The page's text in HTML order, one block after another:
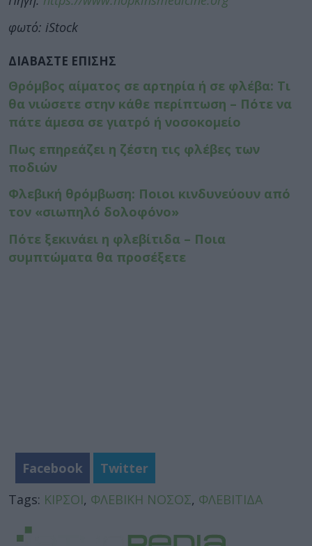
φωτό: iStock
ΔΙΑΒΑΣΤΕ ΕΠΙΣΗΣ
Θρόμβος αίματος σε αρτηρία ή σε φλέβα: Τι
θα νιώσετε στην κάθε περίπτωση – Πότε να
πάτε άμεσα σε γιατρό ή νοσοκομείο
Πως επηρεάζει η ζέστη τις φλέβες των
ποδιών
Φλεβική θρόμβωση: Ποιοι κινδυνεύουν από
τον «σιωπηλό δολοφόνο»
Πότε ξεκινάει η φλεβίτιδα – Ποια
συμπτώματα θα προσέξετε
Facebook
Twitter
Tags: ΚΙΡΣΟΙ, ΦΛΕΒΙΚΗ ΝΟΣΟΣ, ΦΛΕΒΙΤΙΔΑ